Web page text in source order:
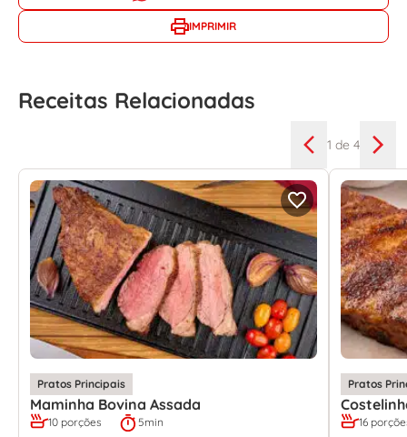
IMPRIMIR
Receitas Relacionadas
1 de 4
Pratos Principais
Maminha Bovina Assada
10 porções 5min
Pratos
16